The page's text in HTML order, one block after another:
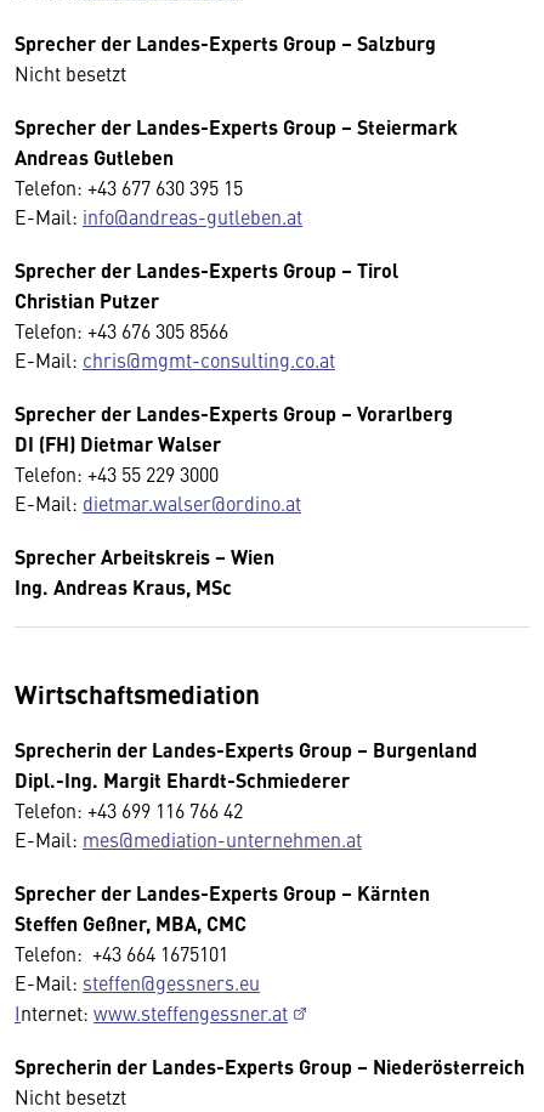
Sprecher der Landes-Experts Group – Salzburg
Nicht besetzt
Sprecher der Landes-Experts Group – Steiermark
Andreas Gutleben
Telefon: +43 677 630 395 15
E-Mail: info@andreas-gutleben.at
Sprecher der Landes-Experts Group – Tirol
Christian Putzer
Telefon: +43 676 305 8566
E-Mail: chris@mgmt-consulting.co.at
Sprecher der Landes-Experts Group – Vorarlberg
DI (FH) Dietmar Walser
Telefon: +43 55 229 3000
E-Mail: dietmar.walser@ordino.at
SprecherArbeitskreis – Wien
Ing. Andreas Kraus, MSc
Wirtschaftsmediation
Sprecherin der Landes-Experts Group – Burgenland
Dipl.-Ing. Margit Ehardt-Schmiederer
Telefon: +43 699 116 766 42
E-Mail: mes@mediation-unternehmen.at
Sprecher der Landes-Experts Group – Kärnten
Steffen Geßner, MBA, CMC
Telefon: +43 664 1675101
E-Mail: steffen@gessners.eu
Internet: www.steffengessner.at
Sprecherin der Landes-Experts Group – Niederösterreich
Nicht besetzt